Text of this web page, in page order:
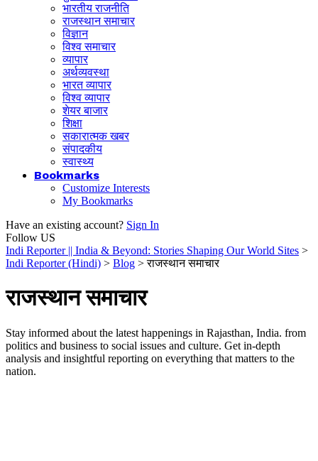
भारतीय राजनीति
राजस्थान समाचार
विज्ञान
विश्व समाचार
व्यापार
अर्थव्यवस्था
भारत व्यापार
विश्व व्यापार
शेयर बाजार
शिक्षा
सकारात्मक खबर
संपादकीय
स्वास्थ्य
Bookmarks
Customize Interests
My Bookmarks
Have an existing account? Sign In
Follow US
Indi Reporter || India & Beyond: Stories Shaping Our World Sites >
Indi Reporter (Hindi) > Blog >राजस्थान समाचार
राजस्थान समाचार
Stay informed about the latest happenings in Rajasthan, India. from
politics and business to social issues and culture. Get in-depth
analysis and insightful reporting on everything that matters to the
nation.